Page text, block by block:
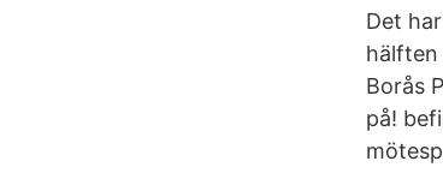
Det
hälften
Borås
på!